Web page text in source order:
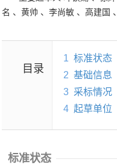
名 、 黄帅 、 李尚敏 、 高建国 、
目录
1 标准状态
2 基础信息
3 采标情况
4 起草单位
标准状态